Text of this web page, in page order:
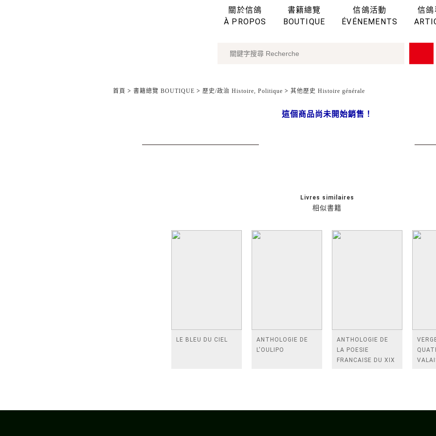
關於信鴿
À PROPOS
書籍總覽
BOUTIQUE
信鴿活動
ÉVÉNEMENTS
信鴿
首頁 > 書籍總覽 BOUTIQUE > 歷史/政治 Histoire, Politique > 其他歷史 Histoire générale
這個商品尚未開始銷售！
相似書籍
Livres similaires
LE BLEU DU CIEL
ANTHOLOGIE DE
L'OULIPO
ANTHOLOGIE DE
LA POESIE
FRANCAISE DU XIX